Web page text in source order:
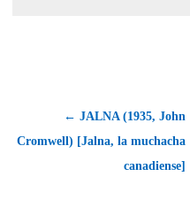
← JALNA (1935, John
Cromwell) [Jalna, la muchacha
canadiense]